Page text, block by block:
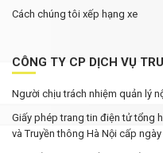
Cách chúng tôi xếp hạng xe
CÔNG TY CP DỊCH VỤ
Người chịu trách nhiệm quản lý
Giấy phép trang tin điện tử tổng
và Truyền thông Hà Nội cấp